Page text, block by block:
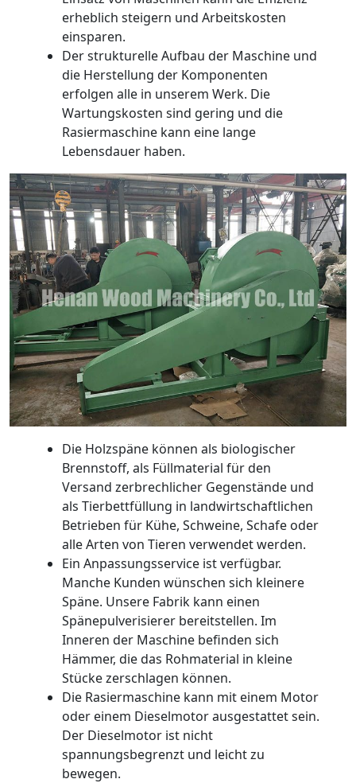
erheblich steigern und Arbeitskosten
einsparen.
Der strukturelle Aufbau der Maschine und
die Herstellung der Komponenten
erfolgen alle in unserem Werk. Die
Wartungskosten sind gering und die
Rasiermaschine kann eine lange
Lebensdauer haben.
Die Holzspäne können als biologischer
Brennstoff, als Füllmaterial für den
Versand zerbrechlicher Gegenstände und
als Tierbettfüllung in landwirtschaftlichen
Betrieben für Kühe, Schweine, Schafe oder
alle Arten von Tieren verwendet werden.
Ein Anpassungsservice ist verfügbar.
Manche Kunden wünschen sich kleinere
Späne. Unsere Fabrik kann einen
Spänepulverisierer bereitstellen. Im
Inneren der Maschine befinden sich
Hämmer, die das Rohmaterial in kleine
Stücke zerschlagen können.
Die Rasiermaschine kann mit einem Motor
oder einem Dieselmotor ausgestattet sein.
Der Dieselmotor ist nicht
spannungsbegrenzt und leicht zu
bewegen.